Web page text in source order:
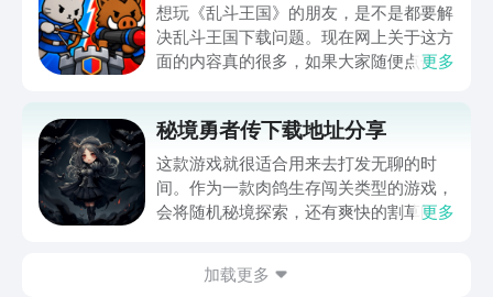
想玩《乱斗王国》的朋友，是不是都要解
决乱斗王国下载问题。现在网上关于这方
面的内容真的很多，如果大家随便点击陌
app进行下载会更加方便，九游是手游福
利最多的游戏平台，在这里不仅能够看到
游戏资源，还能及时查看后续的消息、活
动内容等相关信息。
更多
秘境勇者传下载地址分享
这款游戏就很适合用来去打发无聊的时
间。作为一款肉鸽生存闯关类型的游戏，
会将随机秘境探索，还有爽快的割草闯关
接就可以下载。游戏的上手门槛还是比较
更多
加载更多